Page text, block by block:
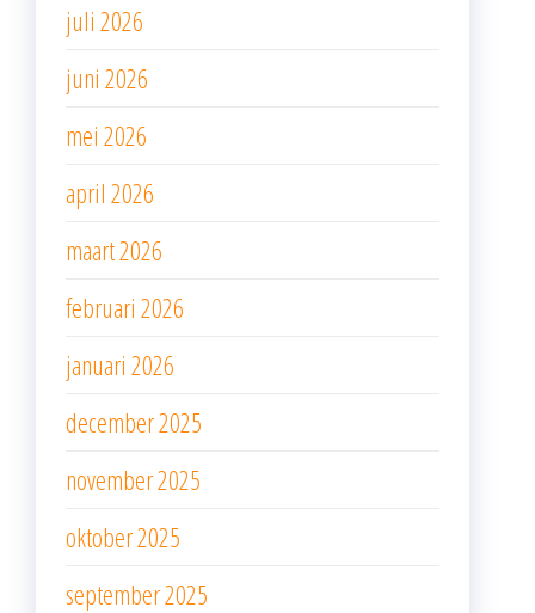
juli 2026
juni 2026
mei 2026
april 2026
maart 2026
februari 2026
januari 2026
december 2025
november 2025
oktober 2025
september 2025